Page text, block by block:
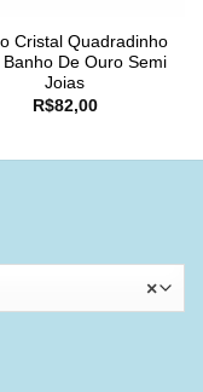
Cristal Quadradinho
Banho De Ouro Semi
Joias
R$82,00
×